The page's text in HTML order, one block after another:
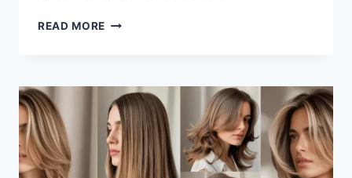
READ MORE CORTES
Y
LARGO:
TENDENCIAS
Y
CONSEJOS
PARA